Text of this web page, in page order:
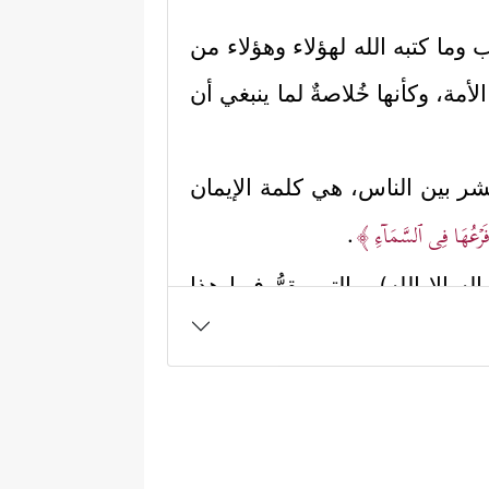
كتبه الله لهؤلاء وهؤلاء من
وكأنها خُلاصةٌ لما ينبغي أن
بين الناس، هي كلمة الإيمان
فِی ٱلسَّمَاۤءِ ﴾ .
إلا الله)، والتي يقرُّ فيها هذا